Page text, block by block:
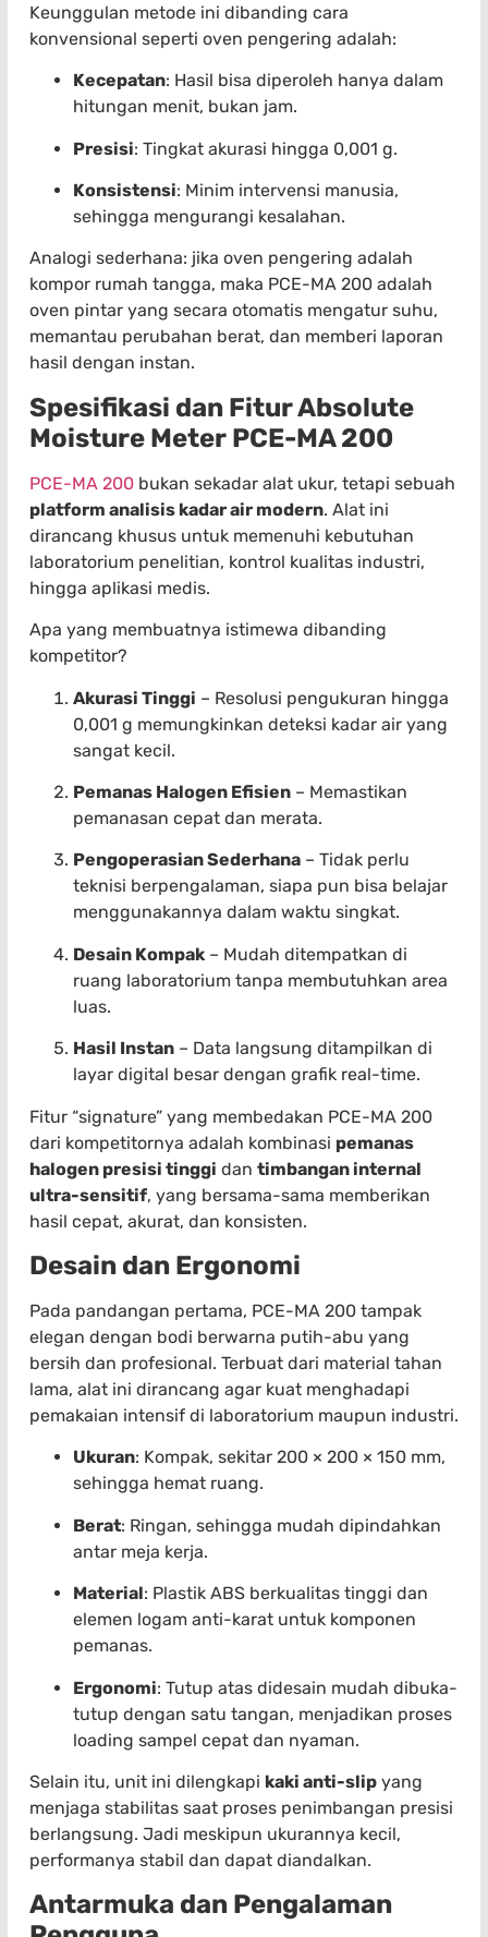
Keunggulan metode ini dibanding cara
konvensional seperti oven pengering adalah:
Kecepatan: Hasil bisa diperoleh hanya dalam
hitungan menit, bukan jam.
Presisi: Tingkat akurasi hingga 0,001 g.
Konsistensi: Minim intervensi manusia,
sehingga mengurangi kesalahan.
Analogi sederhana: jika oven pengering adalah
kompor rumah tangga, maka PCE-MA 200 adalah
oven pintar yang secara otomatis mengatur suhu,
memantau perubahan berat, dan memberi laporan
hasil dengan instan.
Spesifikasi dan Fitur Absolute
Moisture Meter PCE-MA 200
PCE-MA 200 bukan sekadar alat ukur, tetapi sebuah
platform analisis kadar air modern. Alat ini
dirancang khusus untuk memenuhi kebutuhan
laboratorium penelitian, kontrol kualitas industri,
hingga aplikasi medis.
Apa yang membuatnya istimewa dibanding
kompetitor?
Akurasi Tinggi – Resolusi pengukuran hingga
0,001 g memungkinkan deteksi kadar air yang
sangat kecil.
Pemanas Halogen Efisien – Memastikan
pemanasan cepat dan merata.
Pengoperasian Sederhana – Tidak perlu
teknisi berpengalaman, siapa pun bisa belajar
menggunakannya dalam waktu singkat.
Desain Kompak – Mudah ditempatkan di
ruang laboratorium tanpa membutuhkan area
luas.
Hasil Instan – Data langsung ditampilkan di
layar digital besar dengan grafik real-time.
Fitur “signature” yang membedakan PCE-MA 200
dari kompetitornya adalah kombinasi pemanas
halogen presisi tinggi dan timbangan internal
ultra-sensitif, yang bersama-sama memberikan
hasil cepat, akurat, dan konsisten.
Desain dan Ergonomi
Pada pandangan pertama, PCE-MA 200 tampak
elegan dengan bodi berwarna putih-abu yang
bersih dan profesional. Terbuat dari material tahan
lama, alat ini dirancang agar kuat menghadapi
pemakaian intensif di laboratorium maupun industri.
Ukuran: Kompak, sekitar 200 × 200 × 150 mm,
sehingga hemat ruang.
Berat: Ringan, sehingga mudah dipindahkan
antar meja kerja.
Material: Plastik ABS berkualitas tinggi dan
elemen logam anti-karat untuk komponen
pemanas.
Ergonomi: Tutup atas didesain mudah dibuka-
tutup dengan satu tangan, menjadikan proses
loading sampel cepat dan nyaman.
Selain itu, unit ini dilengkapi kaki anti-slip yang
menjaga stabilitas saat proses penimbangan presisi
berlangsung. Jadi meskipun ukurannya kecil,
performanya stabil dan dapat diandalkan.
Antarmuka dan Pengalaman